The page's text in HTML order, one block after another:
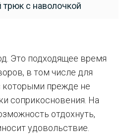
с наволочкой
Это подходящее время
в том числе для
прежде не
соприкосновения. На
отдохнуть,
удовольствие.